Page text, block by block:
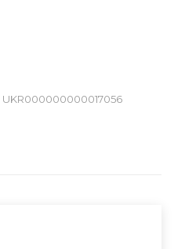
UKR000000000017056